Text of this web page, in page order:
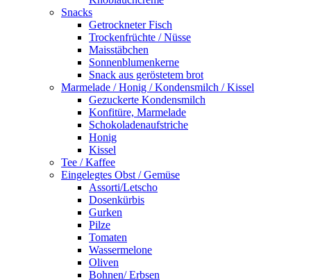
Snacks
Getrockneter Fisch
Trockenfrüchte / Nüsse
Maisstäbchen
Sonnenblumenkerne
Snack aus geröstetem brot
Marmelade / Honig / Kondensmilch / Kissel
Gezuckerte Kondensmilch
Konfitüre, Marmelade
Schokoladenaufstriche
Honig
Kissel
Tee / Kaffee
Eingelegtes Obst / Gemüse
Assorti/Letscho
Dosenkürbis
Gurken
Pilze
Tomaten
Wassermelone
Oliven
Bohnen/ Erbsen